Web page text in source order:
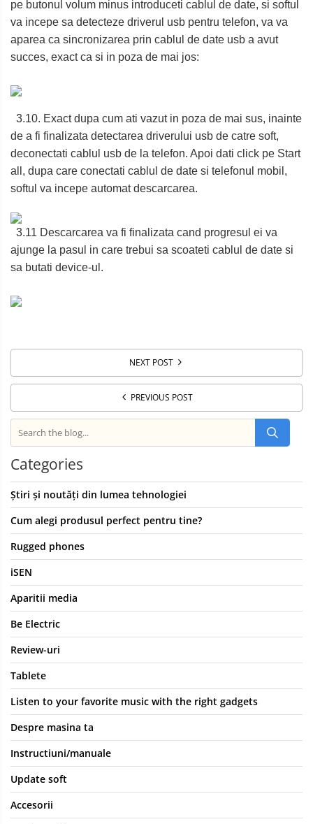
pe butonul volum minus introduceti cablul de date, si softul
va incepe sa detecteze driverul usb pentru telefon, va va
aparea ca sincronizarea prin cablul de date usb a avut
succes, exact ca si in poza de mai jos:
3.10. Exact dupa cum ati vazut in poza de mai sus, inainte
de a fi finalizata detectarea driverului usb de catre soft,
deconectati cablul usb de la telefon. Apoi dati click pe Start
all, dupa care conectati cablul de date si telefonul mobil,
softul va incepe automat descarcarea.
3.11 Descarcarea va fi finalizata cand progresul ei va
ajunge la pasul in care trebui sa scoateti cablul de date si
sa butati device-ul.
NEXT POST
PREVIOUS POST
Categories
Știri și noutăți din lumea tehnologiei
Cum alegi produsul perfect pentru tine?
Rugged phones
iSEN
Aparitii media
Be Electric
Review-uri
Tablete
Listen to your favorite music with the right gadgets
Despre masina ta
Instructiuni/manuale
Update soft
Accesorii